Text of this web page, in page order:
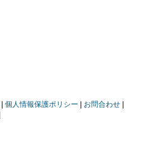
個人情報保護ポリシー
お問合わせ